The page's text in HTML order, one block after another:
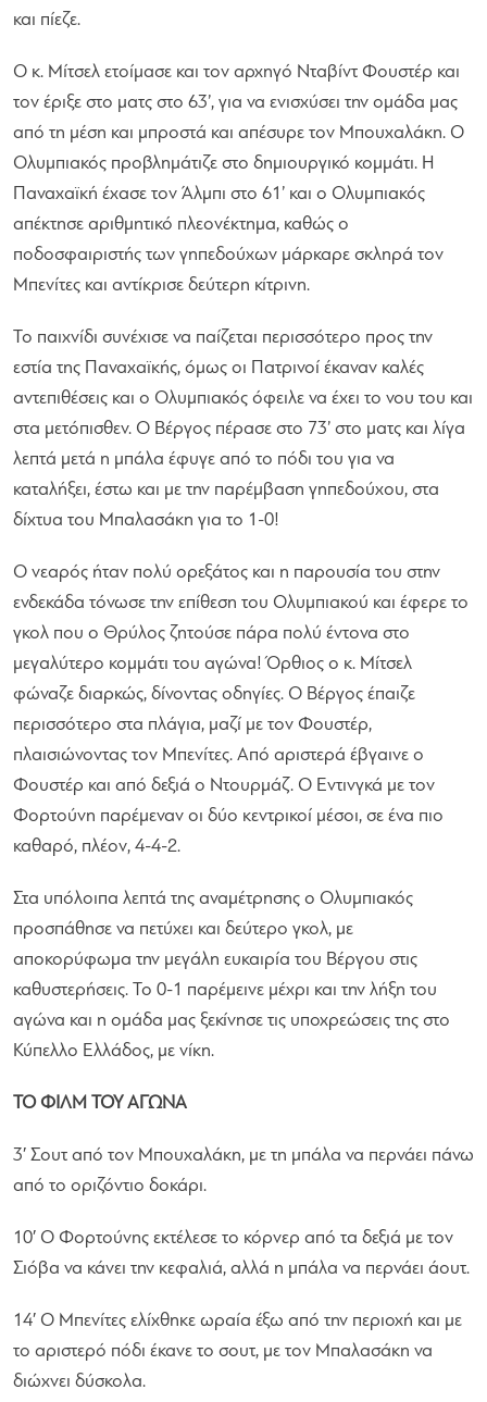
και πίεζε.
Ο κ. Μίτσελ ετοίμασε και τον αρχηγό Νταβίντ Φουστέρ και
τον έριξε στο ματς στο 63’, για να ενισχύσει την ομάδα μας
από τη μέση και μπροστά και απέσυρε τον Μπουχαλάκη. Ο
Ολυμπιακός προβλημάτιζε στο δημιουργικό κομμάτι. Η
Παναχαϊκή έχασε τον Άλμπι στο 61’ και ο Ολυμπιακός
απέκτησε αριθμητικό πλεονέκτημα, καθώς ο
ποδοσφαιριστής των γηπεδούχων μάρκαρε σκληρά τον
Μπενίτες και αντίκρισε δεύτερη κίτρινη.
Το παιχνίδι συνέχισε να παίζεται περισσότερο προς την
εστία της Παναχαϊκής, όμως οι Πατρινοί έκαναν καλές
αντεπιθέσεις και ο Ολυμπιακός όφειλε να έχει το νου του και
στα μετόπισθεν. Ο Βέργος πέρασε στο 73’ στο ματς και λίγα
λεπτά μετά η μπάλα έφυγε από το πόδι του για να
καταλήξει, έστω και με την παρέμβαση γηπεδούχου, στα
δίχτυα του Μπαλασάκη για το 1-0!
Ο νεαρός ήταν πολύ ορεξάτος και η παρουσία του στην
ενδεκάδα τόνωσε την επίθεση του Ολυμπιακού και έφερε το
γκολ που ο Θρύλος ζητούσε πάρα πολύ έντονα στο
μεγαλύτερο κομμάτι του αγώνα! Όρθιος ο κ. Μίτσελ
φώναζε διαρκώς, δίνοντας οδηγίες. Ο Βέργος έπαιζε
περισσότερο στα πλάγια, μαζί με τον Φουστέρ,
πλαισιώνοντας τον Μπενίτες. Από αριστερά έβγαινε ο
Φουστέρ και από δεξιά ο Ντουρμάζ. Ο Εντινγκά με τον
Φορτούνη παρέμεναν οι δύο κεντρικοί μέσοι, σε ένα πιο
καθαρό, πλέον, 4-4-2.
Στα υπόλοιπα λεπτά της αναμέτρησης ο Ολυμπιακός
προσπάθησε να πετύχει και δεύτερο γκολ, με
αποκορύφωμα την μεγάλη ευκαιρία του Βέργου στις
καθυστερήσεις. Το 0-1 παρέμεινε μέχρι και την λήξη του
αγώνα και η ομάδα μας ξεκίνησε τις υποχρεώσεις της στο
Κύπελλο Ελλάδος, με νίκη.
ΤΟ ΦΙΛΜ ΤΟΥ ΑΓΩΝΑ
3′ Σουτ από τον Μπουχαλάκη, με τη μπάλα να περνάει πάνω
από το οριζόντιο δοκάρι.
10′ Ο Φορτούνης εκτέλεσε το κόρνερ από τα δεξιά με τον
Σιόβα να κάνει την κεφαλιά, αλλά η μπάλα να περνάει άουτ.
14′ Ο Μπενίτες ελίχθηκε ωραία έξω από την περιοχή και με
το αριστερό πόδι έκανε το σουτ, με τον Μπαλασάκη να
διώχνει δύσκολα.